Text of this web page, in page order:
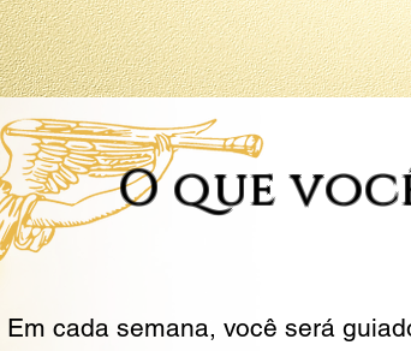
O que
Em cada semana, você será